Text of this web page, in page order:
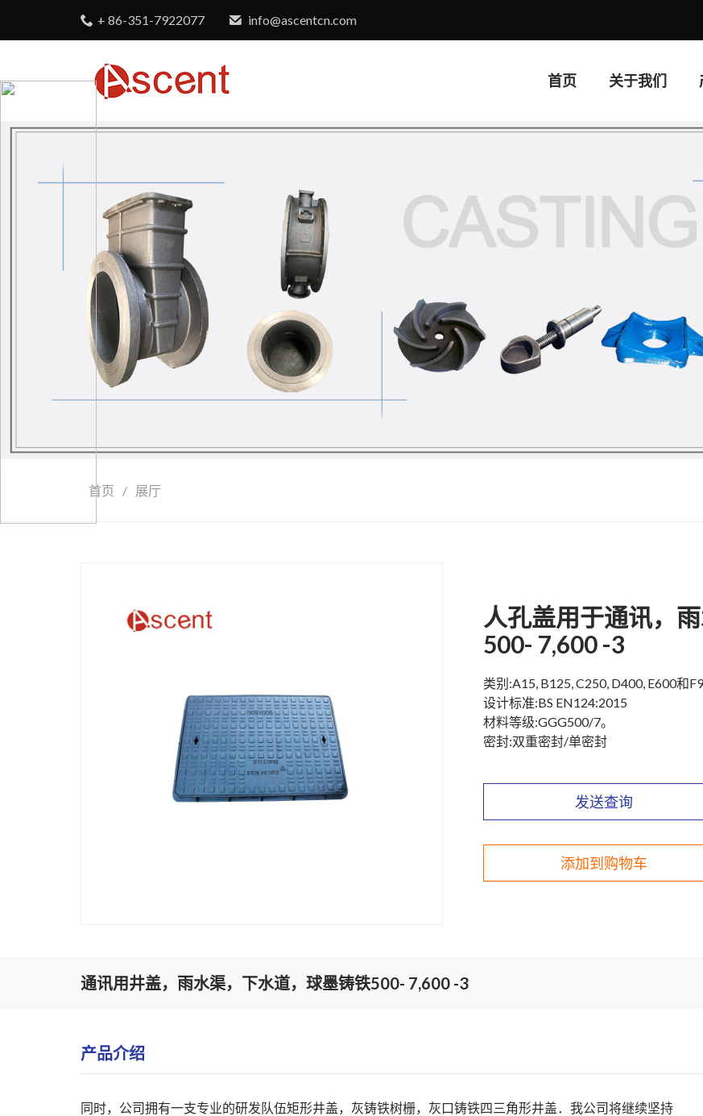
+ 86-351-7922077 info@ascentcn.com
首页 关于我们
首页 / 展厅
人孔盖用于通讯，
500- 7,600 -3
类别:A15, B125, C250, D400, E600和
设计标准:BS EN124:2015
材料等级:GGG500/7。
密封:双重密封/单密封
发送查询
添加到购物车
通讯用井盖，雨水渠，下水道，球墨铸铁500- 7,600 -3
产品介绍
同时，公司拥有一支专业的研发队伍矩形井盖， 灰铸铁树栅， 灰口铸铁四三角形井盖．我公司将继续坚持